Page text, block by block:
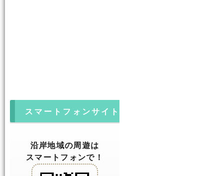
スマートフォンサイト
沿岸地域の周遊は
スマートフォンで！